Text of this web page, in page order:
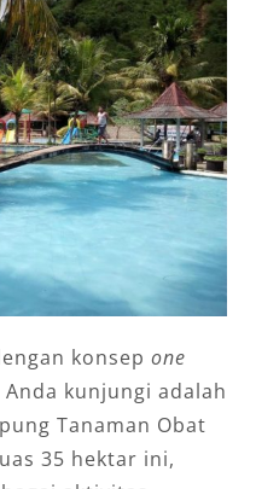
konsep one
kunjungi adalah
Tanaman Obat
35 hektar ini,